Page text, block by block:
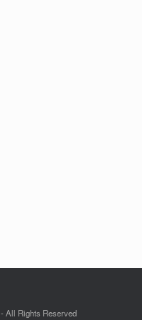
- All Rights Reserved